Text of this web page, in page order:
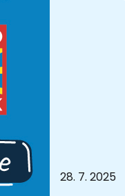
28. 7. 2025